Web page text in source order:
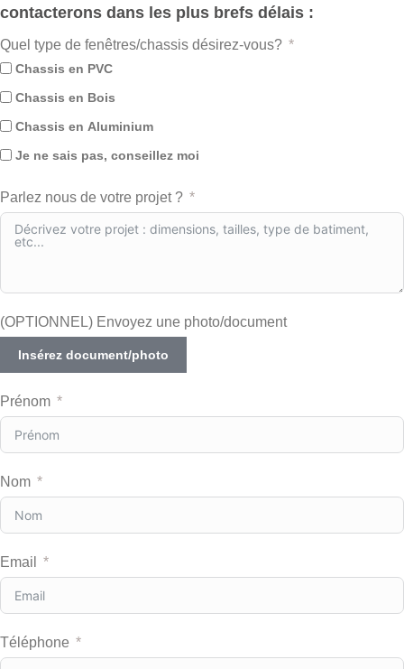
contacterons dans les plus brefs délais :
Quel type de fenêtres/chassis désirez-vous?
Chassis en PVC
Chassis en Bois
Chassis en Aluminium
Je ne sais pas, conseillez moi
Parlez nous de votre projet ?
(OPTIONNEL) Envoyez une photo/document
Insérez document/photo
Prénom
Nom
Email
Téléphone